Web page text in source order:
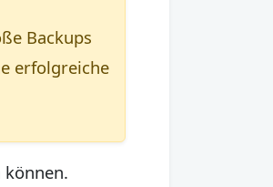
Backups
erfolgreiche
können.